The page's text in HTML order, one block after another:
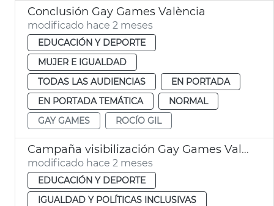
Conclusión Gay Games València
modificado hace 2 meses
EDUCACIÓN Y DEPORTE
MUJER E IGUALDAD
TODAS LAS AUDIENCIAS
EN PORTADA
EN PORTADA TEMÁTICA
NORMAL
GAY GAMES
ROCÍO GIL
Campaña visibilización Gay Games València
modificado hace 2 meses
EDUCACIÓN Y DEPORTE
IGUALDAD Y POLÍTICAS INCLUSIVAS